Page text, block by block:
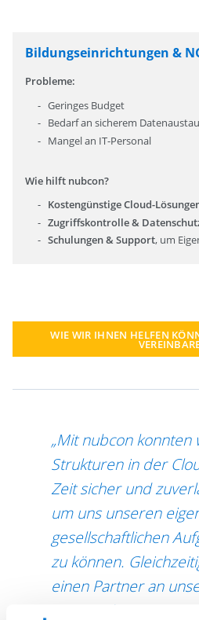
Bildungseinrichtungen &
Probleme:
Geringes Budget
Bedarf an sicherem
Mangel an IT-Personal
Wie hilft nubcon?
Kostengünstige Cloud-
Zugriffskontrolle &
Schulungen & Support, um
WIE WIR IHNEN HELFEN
„Mit nubcon konnten
Strukturen in der
Zeit sicher und
um uns unseren
gesellschaftlichen
zu können.
einen Partner an
unsere Themen mit-